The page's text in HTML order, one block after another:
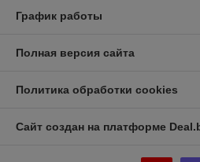
График работы
Полная версия сайта
Политика обработки cookies
Сайт создан на платформе